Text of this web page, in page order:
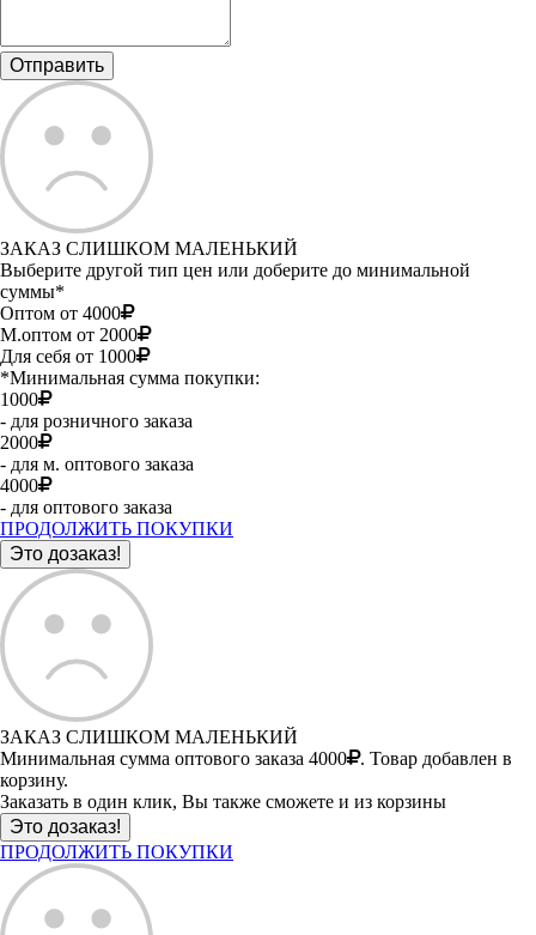
ЗАКАЗ СЛИШКОМ МАЛЕНЬКИЙ
Выберите другой тип цен или доберите до минимальной
суммы*
Оптом от 4000
М.оптом от 2000
Для себя от 1000
*Минимальная сумма покупки:
1000
- для розничного заказа
2000
- для м. оптового заказа
4000
- для оптового заказа
ПРОДОЛЖИТЬ ПОКУПКИ
ЗАКАЗ СЛИШКОМ МАЛЕНЬКИЙ
Минимальная сумма оптового заказа 4000
. Товар добавлен в
корзину.
Заказать в один клик, Вы также сможете и из корзины
ПРОДОЛЖИТЬ ПОКУПКИ